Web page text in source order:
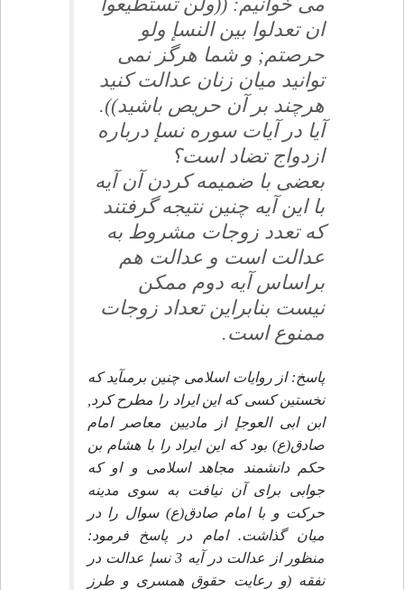
ان تعدلوا بين النسإ ولو
حرصتم; و شما هرگز نمى
توانيد ميان زنان عدالت كنيد
هرچند بر آن حريص باشيد)).
آيا در آيات سوره نسإ درباره
ازدواج تضاد است؟
بعضى با ضميمه كردن آن آيه
با اين آيه چنين نتيجه گرفتند
كه تعدد زوجات مشروط به
عدالت است و عدالت هم
براساس آيه دوم ممكن
نيست بنابراين تعداد زوجات
ممنوع است.
پاسخ: از روايات اسلامى چنين برمىآيد كه
نخستين كسى كه اين ايراد را مطرح كرد,
ابن ابى العوجإ از ماديين معاصر امام
صادق(ع) بود كه اين ايراد را با هشام بن
حكم دانشمند مجاهد اسلامى و او كه
جوابى براى آن نيافت به سوى مدينه
حركت و با امام صادق(ع) سوال را در
ميان گذاشت. امام در پاسخ فرمود:
منظور از عدالت در آيه 3 نسإ عدالت در
نفقه (و رعايت حقوق همسرى و طرز